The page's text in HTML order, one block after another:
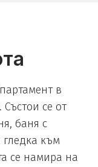
в
се от
баня с
гледка към
се намира на